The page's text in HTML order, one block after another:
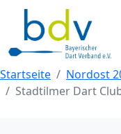
Startseite Nordost
Stadtilmer Dart